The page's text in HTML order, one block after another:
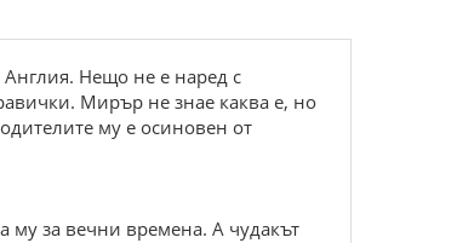
Нещо не е наред с
Мирър не знае каква е, но
му е осиновен от
му за вечни времена. А чудакът